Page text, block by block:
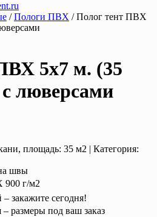
/Пологи ПВХ / Полог тент ПВХ
5х7 м. (35
люверсами
площадь: 35 м2 | Категория:
швы
900 г/м2
закажите сегодня!
размеры под ваш заказ